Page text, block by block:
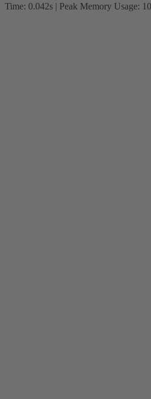
Time: 0.042s | Peak Memory Usage: